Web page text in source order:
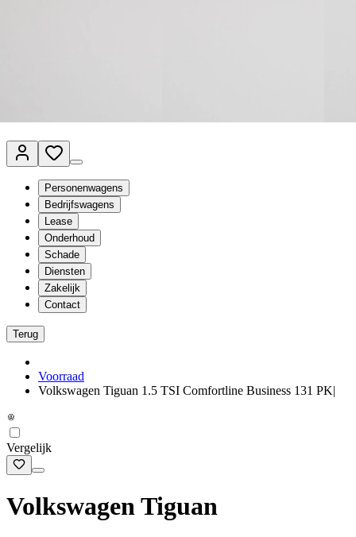
Personenwagens
Bedrijfswagens
Lease
Onderhoud
Schade
Diensten
Zakelijk
Contact
Terug
Voorraad
Volkswagen Tiguan 1.5 TSI Comfortline Business 131 PK|
Vergelijk
Volkswagen Tiguan